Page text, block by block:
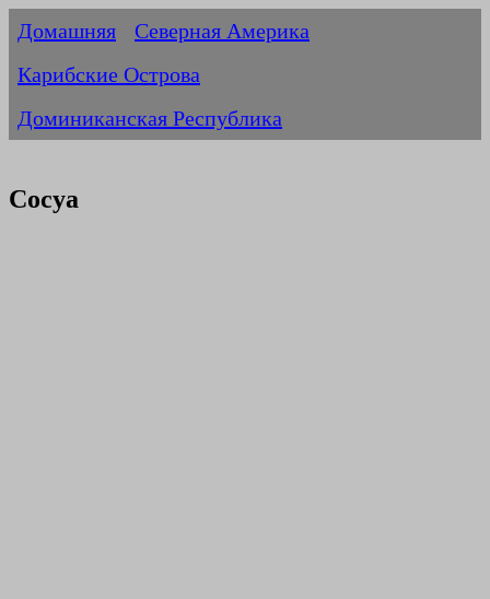
Домашняя
Северная Америка
Карибские Острова
Доминиканская Республика
Сосуа